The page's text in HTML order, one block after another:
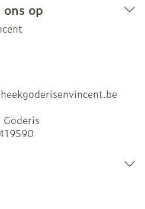
op
Goderis